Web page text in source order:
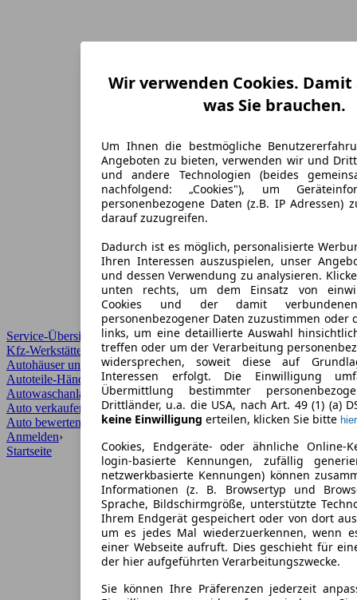
Service-Übersicht
Kfz-Werkstätten
Autohäuser und Händler
Autoteile-Händler
Autowaschanlagen
Auto verkaufen
Auto bewerten
Anmelden›
Wir verwenden Cookies.
was Sie brauchen.
Um Ihnen die bestmögliche
Angeboten zu bieten, verwenden wir und
und andere Technologien (beides
nachfolgend: „Cookies"), um
personenbezogene Daten (z.B. IP Adressen)
darauf zuzugreifen.
Dadurch ist es möglich, personalisierte
Ihren Interessen auszuspielen, unser
und dessen Verwendung zu analysieren.
unten rechts, um dem Einsatz von
Cookies und der damit
personenbezogener Daten zuzustimmen oder
links, um eine detaillierte Auswahl
treffen oder um der Verarbeitung
widersprechen, soweit diese auf
Interessen erfolgt. Die Einwilligung
Übermittlung bestimmter
Drittländer, u.a. die USA, nach Art. 49 (1) (a)
keine Einwilligung erteilen, klicken Sie bitte hier
Cookies, Endgeräte- oder ähnliche Online-
login-basierte Kennungen, zufällig
netzwerkbasierte Kennungen) können
Informationen (z. B. Browsertyp und
Sprache, Bildschirmgröße, unterstützte
Ihrem Endgerät gespeichert oder von dort
um es jedes Mal wiederzuerkennen, wenn
einer Webseite aufruft. Dies geschieht für
der hier aufgeführten Verarbeitungszwecke.
Sie können Ihre Präferenzen jederzeit
Startseite